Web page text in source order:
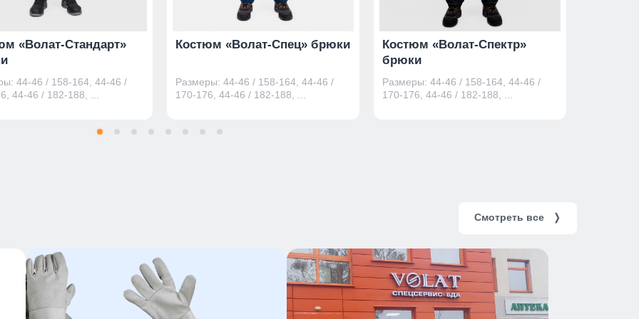
«Волат-Стандарт»
44-46 / 158-164, 44-46 /
44-46 / 182-188, ...
Костюм «Волат-Спец» брюки
Размеры: 44-46 / 158-164, 44-46 /
170-176, 44-46 / 182-188, ...
Костюм «Волат-Спектр»
брюки
Размеры: 44-46 / 158-164, 44-46 /
170-176, 44-46 / 182-188, ...
Смотреть все ❭